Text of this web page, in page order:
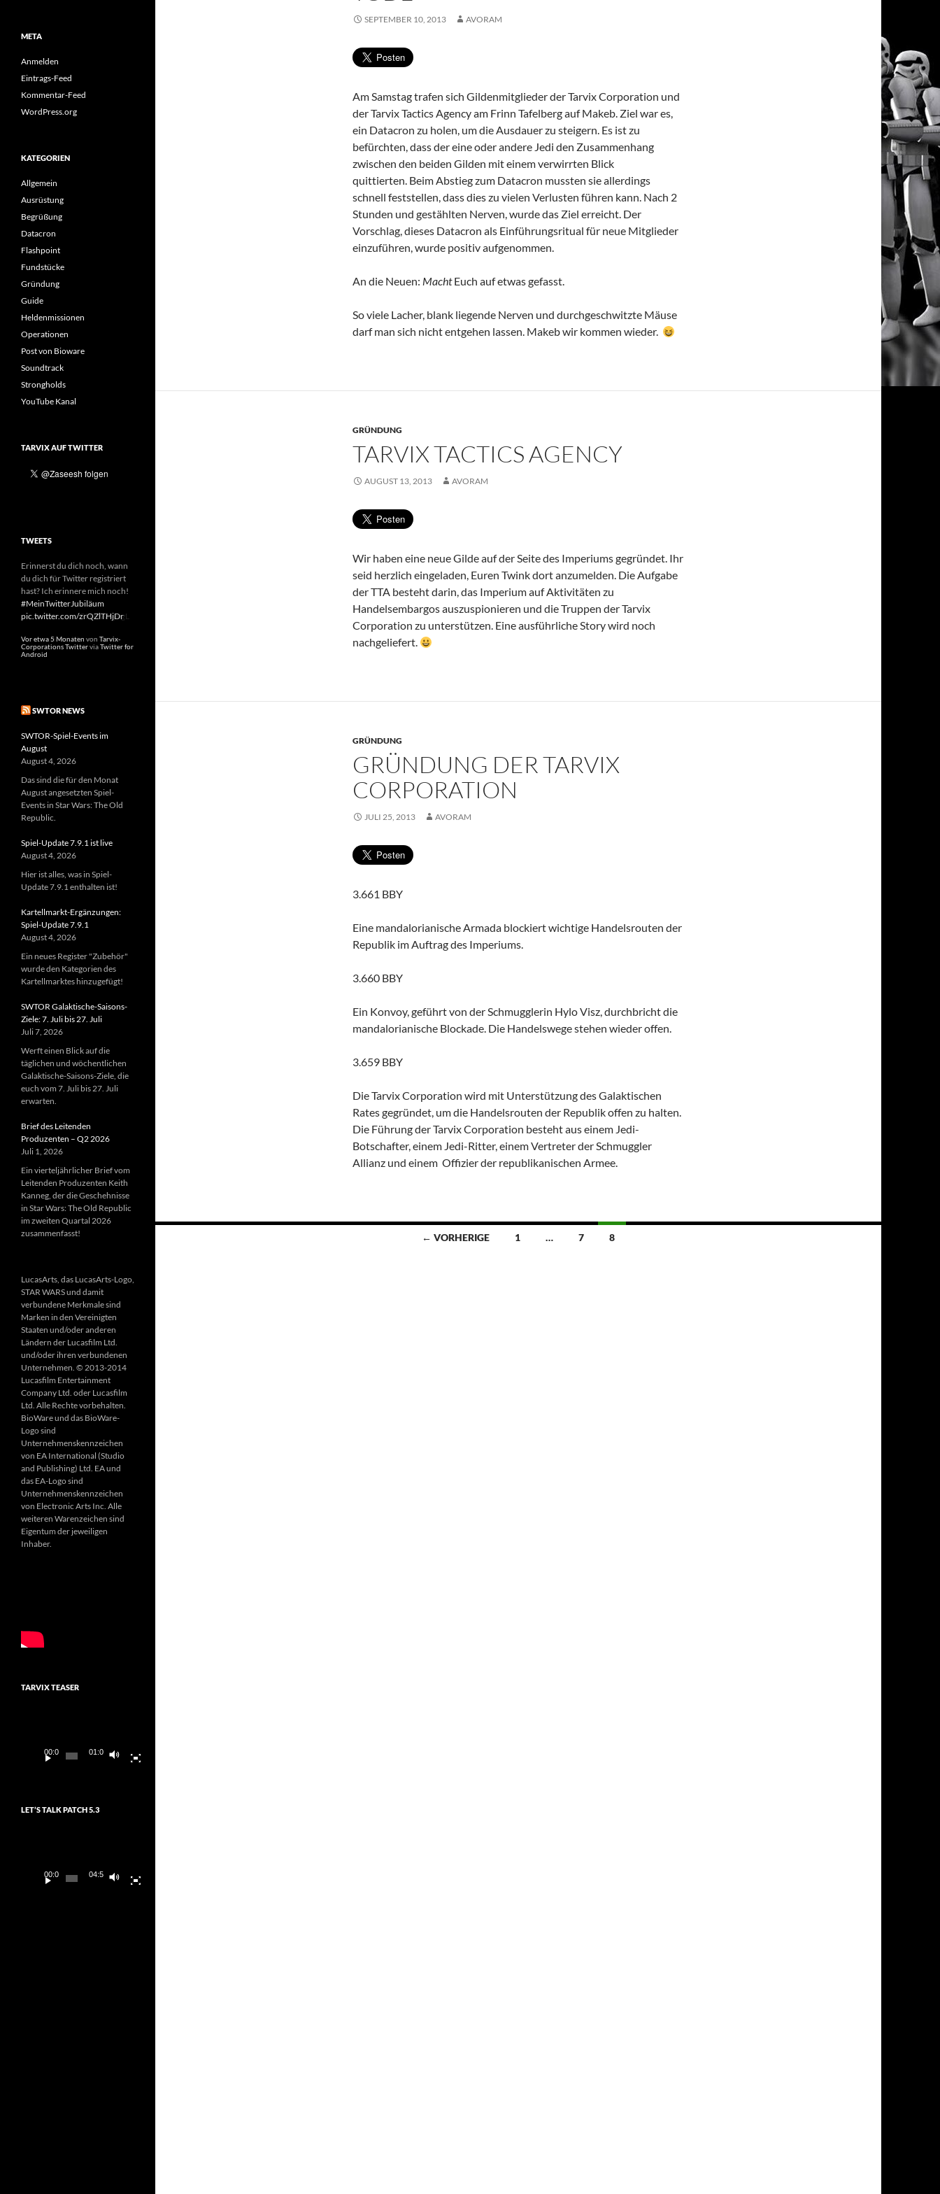
SEPTEMBER 10, 2013 AVORAM
Am Samstag trafen sich Gildenmitglieder der Tarvix Corporation und
der Tarvix Tactics Agency am Frinn Tafelberg auf Makeb. Ziel war es,
ein Datacron zu holen, um die Ausdauer zu steigern. Es ist zu
befürchten, dass der eine oder andere Jedi den Zusammenhang
zwischen den beiden Gilden mit einem verwirrten Blick
quittierten. Beim Abstieg zum Datacron mussten sie allerdings
schnell feststellen, dass dies zu vielen Verlusten führen kann. Nach 2
Stunden und gestählten Nerven, wurde das Ziel erreicht. Der
Vorschlag, dieses Datacron als Einführungsritual für neue Mitglieder
einzuführen, wurde positiv aufgenommen.
An die Neuen: MachtEuch auf etwas gefasst.
So viele Lacher, blank liegende Nerven und durchgeschwitzte Mäuse
darf man sich nicht entgehen lassen. Makeb wir kommen wieder.
GRÜNDUNG
TARVIX TACTICS AGENCY
AUGUST 13, 2013 AVORAM
Wir haben eine neue Gilde auf der Seite des Imperiums gegründet. Ihr
seid herzlich eingeladen, Euren Twink dort anzumelden. Die Aufgabe
der TTA besteht darin, das Imperium auf Aktivitäten zu
Handelsembargos auszuspionieren und die Truppen der Tarvix
Corporation zu unterstützen. Eine ausführliche Story wird noch
nachgeliefert.
GRÜNDUNG
GRÜNDUNG DER TARVIX
CORPORATION
JULI 25, 2013 AVORAM
3.661 BBY
Eine mandalorianische Armada blockiert wichtige Handelsrouten der
Republik im Auftrag des Imperiums.
3.660 BBY
Ein Konvoy, geführt von der Schmugglerin Hylo Visz, durchbricht die
mandalorianische Blockade. Die Handelswege stehen wieder offen.
3.659 BBY
Die Tarvix Corporation wird mit Unterstützung des Galaktischen
Rates gegründet, um die Handelsrouten der Republik offen zu halten.
Die Führung der Tarvix Corporation besteht aus einem Jedi-
Botschafter, einem Jedi-Ritter, einem Vertreter der Schmuggler
Allianz und einem Offizier der republikanischen Armee.
← VORHERIGE 1 … 7 8
META
Anmelden
Eintrags-Feed
Kommentar-Feed
WordPress.org
KATEGORIEN
Allgemein
Ausrüstung
Begrüßung
Datacron
Flashpoint
Fundstücke
Gründung
Guide
Heldenmissionen
Operationen
Post von Bioware
Soundtrack
Strongholds
YouTube Kanal
TARVIX AUF TWITTER
TWEETS
Erinnerst du dich noch, wann
du dich für Twitter registriert
hast? Ich erinnere mich noch!
#MeinTwitterJubiläum
pic.twitter.com/GITNW4yvgL
Vor etwa einem Jahr von Tarvix-
Corporations TwitterviaTwitter for
Android
SWTOR NEWS
SWTOR-Spiel-Events im
August
August 4, 2026
Das sind die für den Monat
August angesetzten Spiel-
Events in Star Wars: The Old
Republic.
Spiel-Update 7.9.1 ist live
August 4, 2026
Hier ist alles, was in Spiel-
Update 7.9.1 enthalten ist!
Kartellmarkt-Ergänzungen:
Spiel-Update 7.9.1
August 4, 2026
Ein neues Register "Zubehör"
wurde den Kategorien des
Kartellmarktes hinzugefügt!
SWTOR Galaktische-Saisons-
Ziele: 7. Juli bis 27. Juli
Juli 7, 2026
Werft einen Blick auf die
täglichen und wöchentlichen
Galaktische-Saisons-Ziele, die
euch vom 7. Juli bis 27. Juli
erwarten.
Brief des Leitenden
Produzenten – Q2 2026
Juli 1, 2026
Ein vierteljährlicher Brief vom
Leitenden Produzenten Keith
Kanneg, der die Geschehnisse
in Star Wars: The Old Republic
im zweiten Quartal 2026
zusammenfasst!
LucasArts, das LucasArts-Logo,
STAR WARS und damit
verbundene Merkmale sind
Marken in den Vereinigten
Staaten und/oder anderen
Ländern der Lucasfilm Ltd.
und/oder ihren verbundenen
Unternehmen. © 2013-2014
Lucasfilm Entertainment
Company Ltd. oder Lucasfilm
Ltd. Alle Rechte vorbehalten.
BioWare und das BioWare-
Logo sind
Unternehmenskennzeichen
von EA International (Studio
and Publishing) Ltd. EA und
das EA-Logo sind
Unternehmenskennzeichen
von Electronic Arts Inc. Alle
weiteren Warenzeichen sind
Eigentum der jeweiligen
Inhaber.
TARVIX TEASER
00:00 01:03
LET’S TALK PATCH 5.3
00:00 04:54